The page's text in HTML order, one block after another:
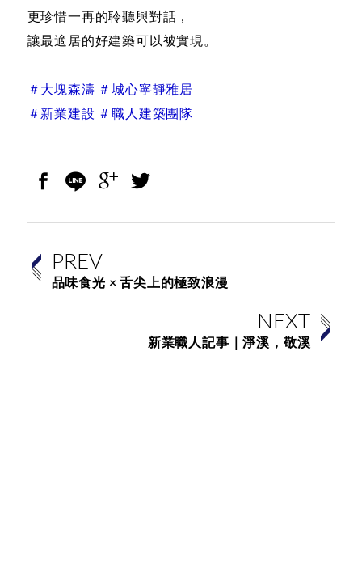
更珍惜一再的聆聽與對話，
讓最適居的好建築可以被實現。
＃大塊森濤 ＃城心寧靜雅居
＃新業建設 ＃職人建築團隊
PREV
品味食光 × 舌尖上的極致浪漫
NEXT
新業職人記事｜淨溪，敬溪